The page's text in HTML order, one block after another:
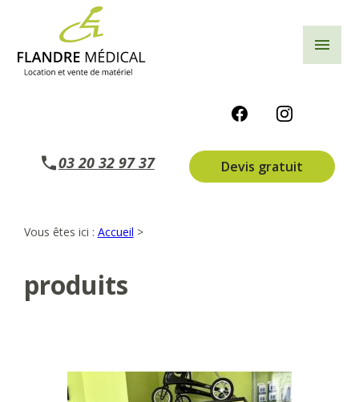
menu
03 20 32 97 37 Devis gratuit
Vous êtes ici : Accueil >
produits
Panneau de gestion des cookies